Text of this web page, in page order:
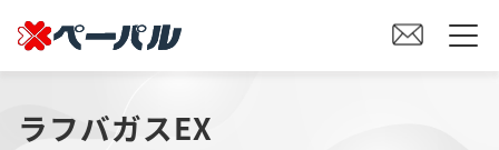
HOME
ラフバガスEX